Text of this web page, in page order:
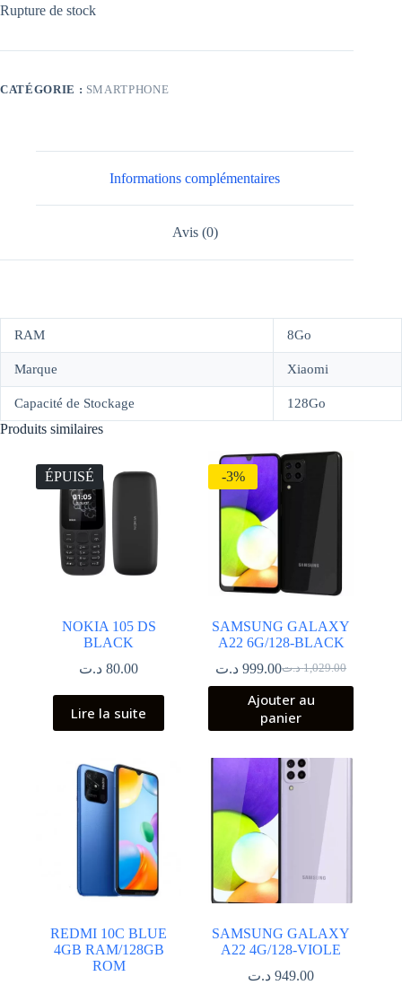
Rupture de stock
CATÉGORIE : SMARTPHONE
Informations complémentaires
Avis (0)
RAM 8Go
Marque Xiaomi
Capacité de Stockage 128Go
Produits similaires
ÉPUISÉ
NOKIA 105 DS
BLACK
80.00 د.ت
Lire la suite
-3%
SAMSUNG GALAXY
A22 6G/128-BLACK
1,029.00 د.ت
Le
prix
initial
était :
999.00 د.ت
Le
prix
actuel
est :
Ajouter au
panier
REDMI 10C BLUE
4GB RAM/128GB
ROM
SAMSUNG GALAXY
A22 4G/128-VIOLE
949.00 د.ت